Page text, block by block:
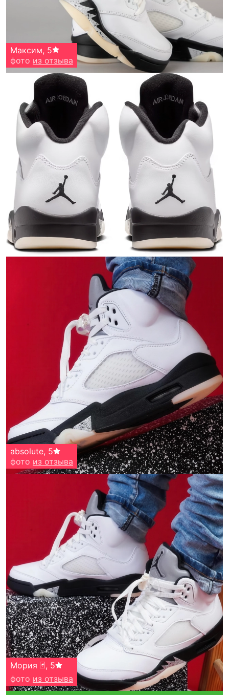
Максим, 5
фото из отзыва
absolute, 5
фото из отзыва
Мория 🃏, 5
фото из отзыва